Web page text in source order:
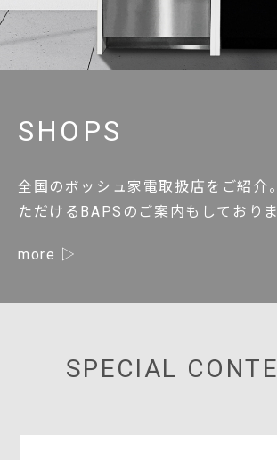
SHOPS
全国のボッシュ家電取扱店をご紹介
ただけるBAPSのご案内もしておりま
more
SPECIAL